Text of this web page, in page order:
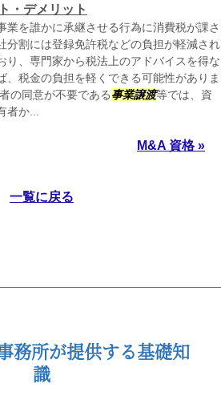
・デメリット
業を誰かに承継させる行為に消費税が課さ
分割には登録免許税などの負担が軽減され
り、専門家から税法上のアドバイスを得な
、税金の負担を軽くできる可能性がありま
の同意が不要である事業譲渡等では、資
者か...
M&A 資格 »
一覧に戻る
務所が提供する基礎知
識